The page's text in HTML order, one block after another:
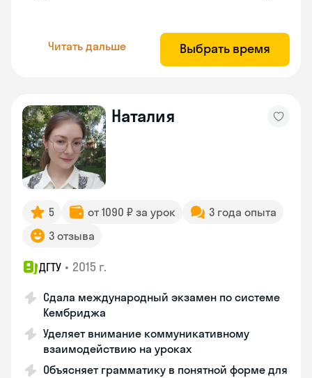
Читать дальше Выбрать время
Наталия
5 от 1090 ₽ за урок
3 года опыта
3 отзыва
ДГТУ • 2015 г.
Сдала международный экзамен по системе
Кембриджа
Уделяет внимание коммуникативному
взаимодействию на уроках
Объясняет грамматику в понятной форме для